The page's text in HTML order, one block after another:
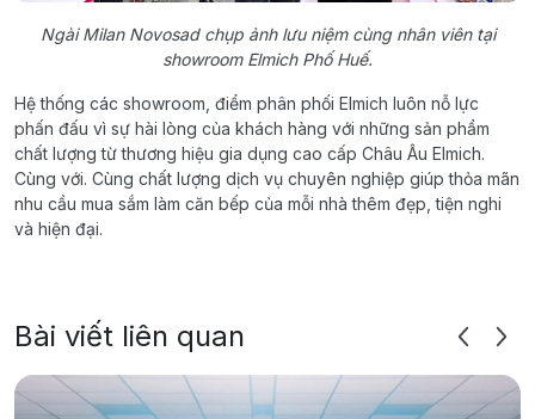
Ngài Milan Novosad chụp ảnh lưu niệm cùng nhân viên tại
showroom Elmich Phố Huế.
Hệ thống các showroom, điểm phân phối Elmich luôn nỗ lực
phấn đấu vì sự hài lòng của khách hàng với những sản phẩm
chất lượng từ thương hiệu gia dụng cao cấp Châu Âu Elmich.
Cùng với. Cùng chất lượng dịch vụ chuyên nghiệp giúp thỏa mãn
nhu cầu mua sắm làm căn bếp của mỗi nhà thêm đẹp, tiện nghi
và hiện đại.
Bài viết liên quan